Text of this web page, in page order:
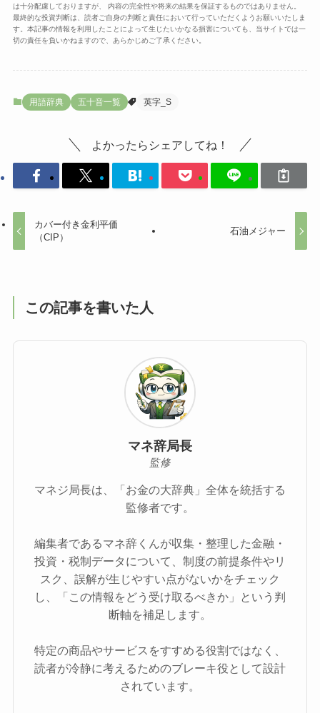
は十分配慮しておりますが、 内容の完全性や将来の結果を保証するものではありません。
最終的な投資判断は、読者ご自身の判断と責任において行っていただくようお願いいたしま
す。本記事の情報を利用したことによって生じたいかなる損害についても、当サイトでは一
切の責任を負いかねますので、あらかじめご了承ください。
用語辞典 五十音一覧 英字_S
よかったらシェアしてね！
カバー付き金利平価
（CIP）
石油メジャー
この記事を書いた人
マネ辞局長
監修
マネジ局長は、「お金の大辞典」全体を統括する
監修者です。
編集者であるマネ辞くんが収集・整理した金融・
投資・税制データについて、制度の前提条件やリ
スク、誤解が生じやすい点がないかをチェック
し、「この情報をどう受け取るべきか」という判
断軸を補足します。
特定の商品やサービスをすすめる役割ではなく、
読者が冷静に考えるためのブレーキ役として設計
されています。